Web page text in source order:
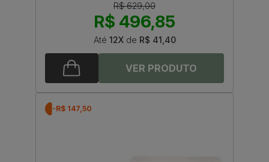
R$ 629,00
R$ 496,85
Até 12Xde R$ 41,40
-R$ 147,50